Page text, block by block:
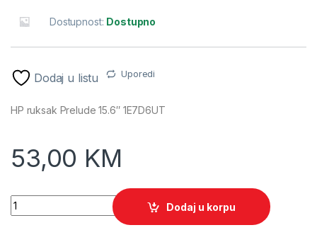
Dostupnost: Dostupno
Dodaj u listu Uporedi
HP ruksak Prelude 15.6″ 1E7D6UT
53,00 KM
HP ruksak Prelude 15.6" 1E7D6UT quantity
Dodaj u korpu